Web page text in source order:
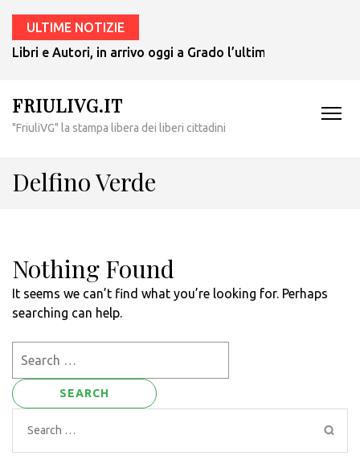
ULTIME NOTIZIE
Libri e Autori, in arrivo oggi a Grado l’ultimo giallo di
FRIULIVG.IT
"FriuliVG" la stampa libera dei liberi cittadini
Delfino Verde
Nothing Found
It seems we can’t find what you’re looking for. Perhaps
searching can help.
Search
for: